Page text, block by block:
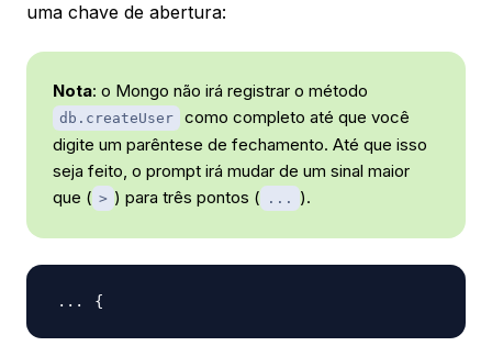
uma chave de abertura:
Nota: o Mongo não irá registrar o método
db.createUser
como completo até que você
digite um parêntese de fechamento. Até que isso
seja feito, o prompt irá mudar de um sinal maior
que ( > ) para três pontos ( ... ).
{